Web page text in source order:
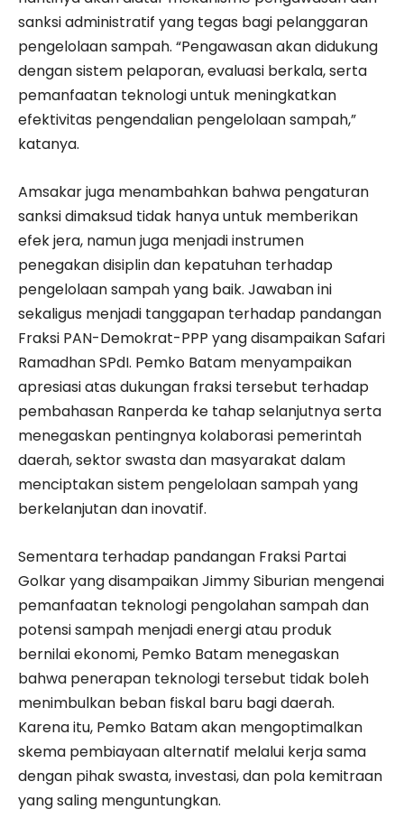
sanksi administratif yang tegas bagi pelanggaran
pengelolaan sampah. “Pengawasan akan didukung
dengan sistem pelaporan, evaluasi berkala, serta
pemanfaatan teknologi untuk meningkatkan
efektivitas pengendalian pengelolaan sampah,”
katanya.
Amsakar juga menambahkan bahwa pengaturan
sanksi dimaksud tidak hanya untuk memberikan
efek jera, namun juga menjadi instrumen
penegakan disiplin dan kepatuhan terhadap
pengelolaan sampah yang baik. Jawaban ini
sekaligus menjadi tanggapan terhadap pandangan
Fraksi PAN-Demokrat-PPP yang disampaikan Safari
Ramadhan SPdI. Pemko Batam menyampaikan
apresiasi atas dukungan fraksi tersebut terhadap
pembahasan Ranperda ke tahap selanjutnya serta
menegaskan pentingnya kolaborasi pemerintah
daerah, sektor swasta dan masyarakat dalam
menciptakan sistem pengelolaan sampah yang
berkelanjutan dan inovatif.
Sementara terhadap pandangan Fraksi Partai
Golkar yang disampaikan Jimmy Siburian mengenai
pemanfaatan teknologi pengolahan sampah dan
potensi sampah menjadi energi atau produk
bernilai ekonomi, Pemko Batam menegaskan
bahwa penerapan teknologi tersebut tidak boleh
menimbulkan beban fiskal baru bagi daerah.
Karena itu, Pemko Batam akan mengoptimalkan
skema pembiayaan alternatif melalui kerja sama
dengan pihak swasta, investasi, dan pola kemitraan
yang saling menguntungkan.